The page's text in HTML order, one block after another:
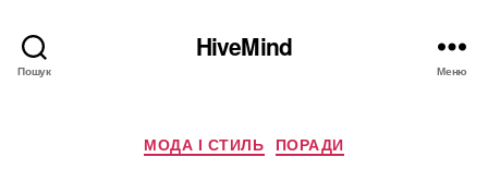
Пошук
HiveMind
Меню
Категорії
МОДА І СТИЛЬ ПОРАДИ